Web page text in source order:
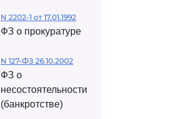
N 2202-1 от 17.01.1992
ФЗ о прокуратуре
N 127-ФЗ 26.10.2002
ФЗ о
несостоятельности
(банкротстве)